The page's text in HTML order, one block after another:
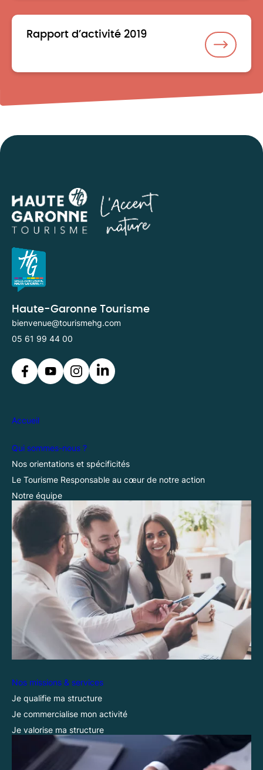
Rapport d’activité 2019
Haute-Garonne Tourisme
bienvenue@tourismehg.com
05 61 99 44 00
Accueil
Qui sommes-nous ?
Nos orientations et spécificités
Le Tourisme Responsable au cœur de notre action
Notre équipe
Nos missions & services
Je qualifie ma structure
Je commercialise mon activité
Je valorise ma structure